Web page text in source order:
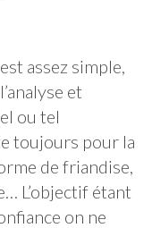
assez simple,
et
ou tel
toujours pour la
de friandise,
L’objectif étant
on ne